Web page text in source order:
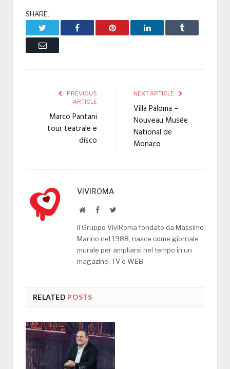
SHARE.
Facebook Pinterest LinkedIn Tumblr
Email
PREVIOUS
ARTICLE
Marco Pantani
tour teatrale e
disco
NEXT ARTICLE
Villa Paloma –
Nouveau Musée
National de
Monaco
VIVIROMA
WebsiteFacebookTwitter
Il Gruppo ViviRoma fondato da Massimo
Marino nel 1988, nasce come giornale
murale per ampliarsi nel tempo in un
magazine, TV e WEB.
RELATED POSTS